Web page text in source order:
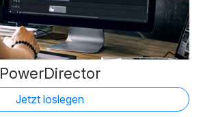
PowerDirector
Jetzt loslegen